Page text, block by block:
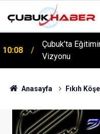
10:08
Çubuk’ta
Vizyonu
12:06
ÇUBUK’TA
Gönüllerince
Anasayfa Fıkıh